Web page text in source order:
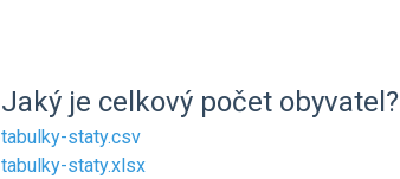
Jaký je celkový počet obyvatel?
tabulky-staty.csv
tabulky-staty.xlsx